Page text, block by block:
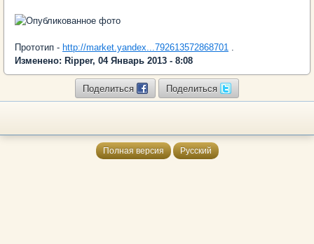
Прототип - http://market.yandex...792613572868701 .
Изменено: Ripper, 04 Январь 2013 - 8:08
Поделиться Поделиться
Полная версия Русский